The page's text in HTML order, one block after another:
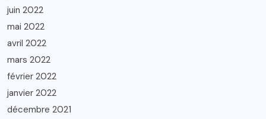
juin 2022
mai 2022
avril 2022
mars 2022
février 2022
janvier 2022
décembre 2021